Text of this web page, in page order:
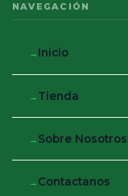
NAVEGACIÓN
Inicio
Tienda
Sobre Nosotros
Contactanos